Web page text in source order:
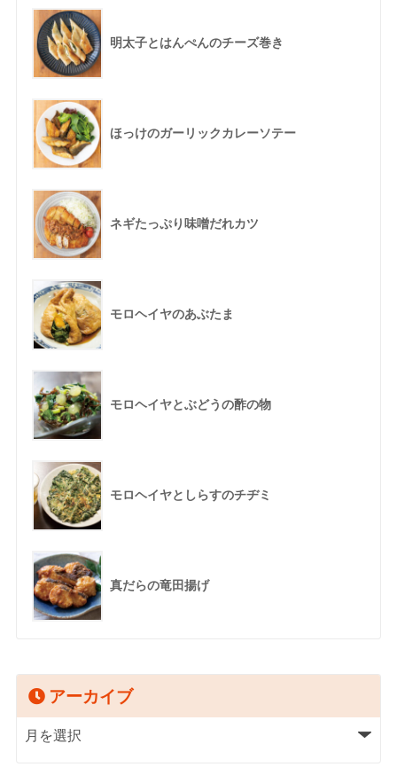
明太子とはんぺんのチーズ巻き
ほっけのガーリックカレーソテー
ネギたっぷり味噌だれカツ
モロヘイヤのあぶたま
モロヘイヤとぶどうの酢の物
モロヘイヤとしらすのチヂミ
真だらの竜田揚げ
アーカイブ